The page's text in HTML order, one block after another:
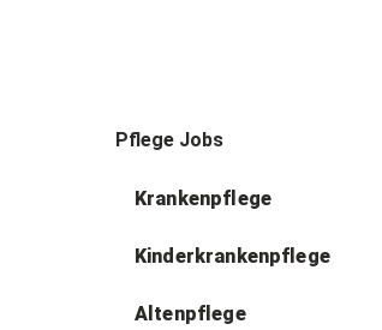
Pflege Jobs
Krankenpflege
Kinderkrankenpflege
Altenpflege